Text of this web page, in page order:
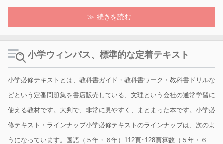
続きを読む
小学ウィンパス、標準的な定着テキスト
小学必修テキストとは、教科書ガイド・教科書ワーク・教科書ドリルな
どという定番問題集を書店販売している、文理という会社の通常学習に
使える教材です。大判で、非常に見やすく、まとまった本です。小学必
修テキスト・ラインナップ小学必修テキストのラインナップは、次のよ
うになっています。国語（５年・６年）112頁･128頁算数（５年・６